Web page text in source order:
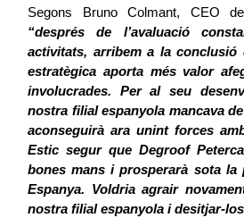
“després de l’avaluació
activitats, arribem a la conclusió
estratègica aporta més valor
involucrades. Per al seu
nostra filial espanyola mancava
aconseguirà ara unint forces
Estic segur que Degroof
bones mans i prosperarà sota la
Espanya. Voldria agrair
nostra filial espanyola i desitjar-